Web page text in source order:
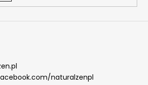
naturalzenpl